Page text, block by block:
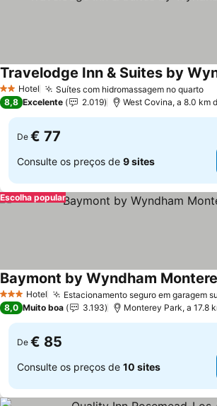
2 Estrelas
Hotel Suítes com hidromassagem no quarto
Ver preços
8,8 Excelente 2.019 West Covina, a 8.0 km
De € 77
Consulte os preços de 9 sites
Escolha popular
3 EstrelasHotel Estacionamento seguro em garagem
Baymont by Wyndham
8,0 Muito boa 3.193 Monterey Park, a 17.8
De € 85
Consulte os preços de 10 sites